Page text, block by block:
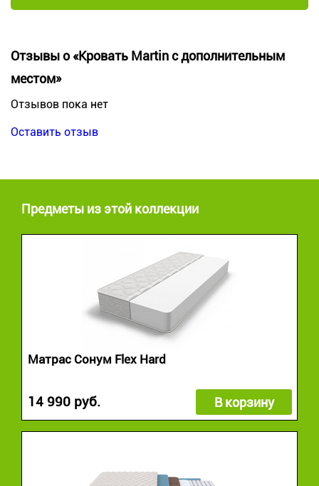
Отзывы о «Кровать Martin с дополнительным
местом»
Отзывов пока нет
Оставить отзыв
Предметы из этой коллекции
Матрас Сонум Flex Hard
14 990 руб. В корзину